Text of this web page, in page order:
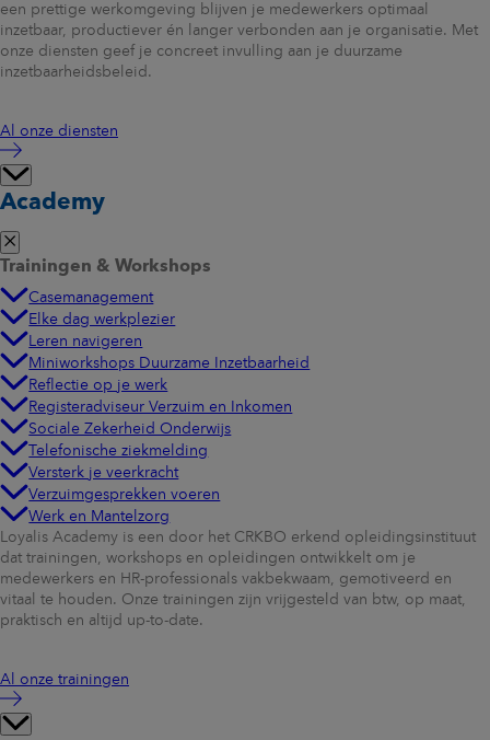
een prettige werkomgeving blijven je medewerkers optimaal
inzetbaar, productiever én langer verbonden aan je organisatie. Met
onze diensten geef je concreet invulling aan je duurzame
inzetbaarheidsbeleid.
Al onze diensten
Academy
Trainingen & Workshops
Casemanagement
Elke dag werkplezier
Leren navigeren
Miniworkshops Duurzame Inzetbaarheid
Reflectie op je werk
Registeradviseur Verzuim en Inkomen
Sociale Zekerheid Onderwijs
Telefonische ziekmelding
Versterk je veerkracht
Verzuimgesprekken voeren
Werk en Mantelzorg
Loyalis Academy is een door het CRKBO erkend opleidingsinstituut
dat trainingen, workshops en opleidingen ontwikkelt om je
medewerkers en HR-professionals vakbekwaam, gemotiveerd en
vitaal te houden. Onze trainingen zijn vrijgesteld van btw, op maat,
praktisch en altijd up-to-date.
Al onze trainingen